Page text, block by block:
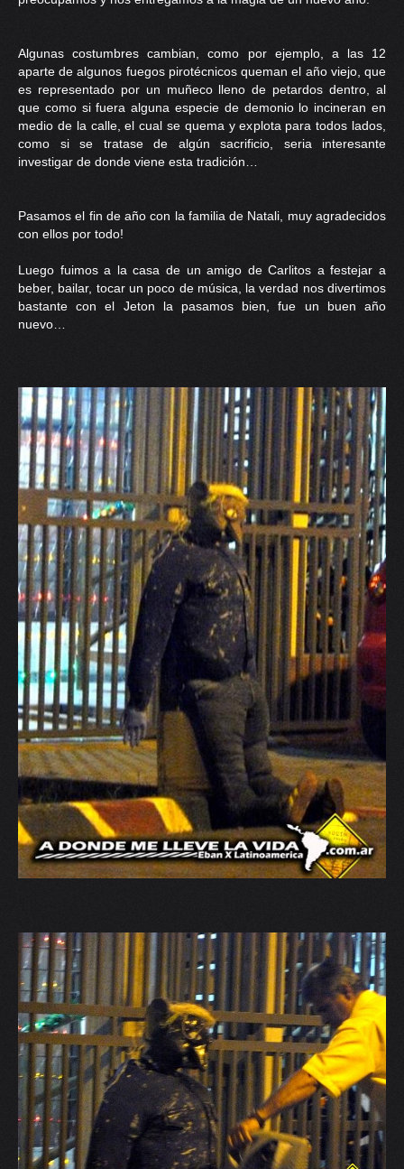
Algunas costumbres cambian, como por ejemplo, a las 12
aparte de algunos fuegos pirotécnicos queman el año viejo, que
es representado por un muñeco lleno de petardos dentro, al
que como si fuera alguna especie de demonio lo incineran en
medio de la calle, el cual se quema y explota para todos lados,
como si se tratase de algún sacrificio, seria interesante
investigar de donde viene esta tradición…
Pasamos el fin de año con la familia de Natali, muy agradecidos
con ellos por todo!
Luego fuimos a la casa de un amigo de Carlitos a festejar a
beber, bailar, tocar un poco de música, la verdad nos divertimos
bastante con el Jeton la pasamos bien, fue un buen año
nuevo…